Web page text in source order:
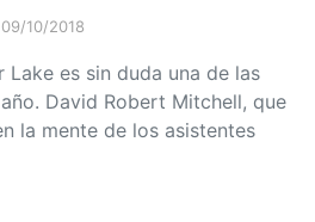
09/10/2018
Lake es sin duda una de las
David Robert Mitchell, que
la mente de los asistentes